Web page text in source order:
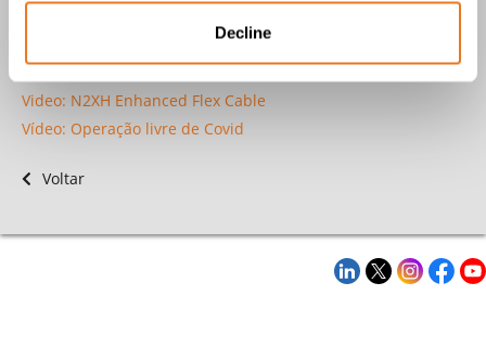
Decline
Teste de Chama Vertical
Video: N2XH Enhanced Flex Cable
Vídeo: Operação livre de Covid
Voltar